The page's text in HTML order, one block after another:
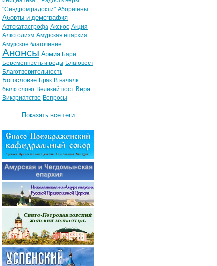
"Синдром радости" Аборигены
Аборты и демография
Автокатастрофа Аксиос Акция
Алкоголизм Амурская епархия
Амурское благочиние
Анонсы Армия Бари
Беременность и роды Благовест
Благотворительность
Богословие Брак В начале
было слово Великий пост Вера
Викариатство Вопросы
Показать все теги